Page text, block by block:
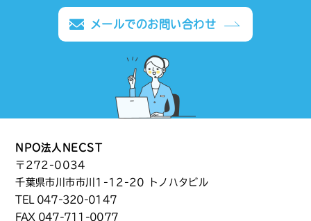
メールでのお問い合わせ
NPO法人NECST
〒272-0034
千葉県市川市市川1-12-20 トノハタビル
TEL 047-320-0147
FAX 047-711-0077